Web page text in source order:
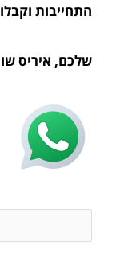
this
התחייבות וקבלו
שלכם, איריס